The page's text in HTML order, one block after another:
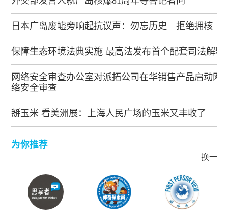
日本广岛废墟旁响起抗议声：勿忘历史 拒绝拥核
保障生态环境法典实施 最高法发布首个配套司法解释
网络安全审查办公室对派拓公司在华销售产品启动网
络安全审查
掰玉米 看美洲展：上海人民广场的玉米又丰收了
为你推荐
换一批